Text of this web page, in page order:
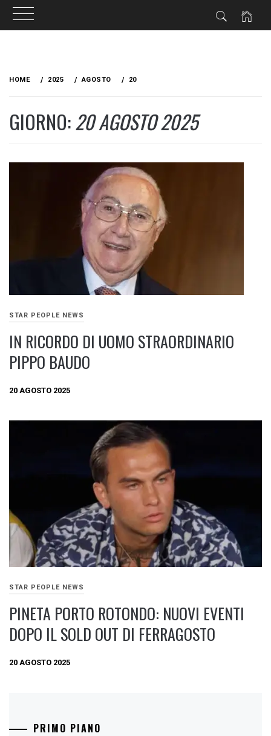
HOME 2025 AGOSTO 20
GIORNO:20 AGOSTO 2025
STAR PEOPLE NEWS
IN RICORDO DI UOMO STRAORDINARIO
PIPPO BAUDO
20 AGOSTO 2025
STAR PEOPLE NEWS
PINETA PORTO ROTONDO: NUOVI EVENTI
DOPO IL SOLD OUT DI FERRAGOSTO
20 AGOSTO 2025
PRIMO PIANO